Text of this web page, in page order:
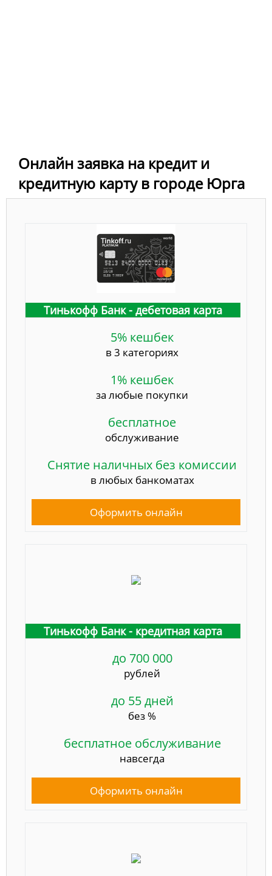
Онлайн заявка на кредит и
кредитную карту в городе Юрга
Тинькофф Банк - дебетовая карта
5% кешбек
в 3 категориях
1% кешбек
за любые покупки
бесплатное
обслуживание
Снятие наличных без комиссии
в любых банкоматах
Оформить онлайн
Тинькофф Банк - кредитная карта
до 700 000
рублей
до 55 дней
без %
бесплатное обслуживание
навсегда
Оформить онлайн